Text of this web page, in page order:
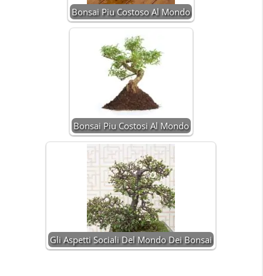
Bonsai Piu Costoso Al Mondo
Bonsai Piu Costosi Al Mondo
Gli Aspetti Sociali Del Mondo Dei Bonsai